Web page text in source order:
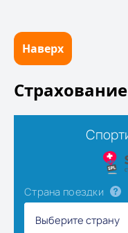
Наверх
Страхование